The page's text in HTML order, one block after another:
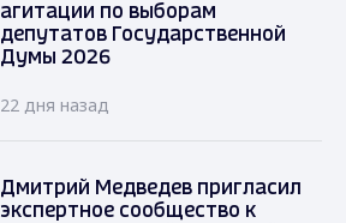
агитации по выборам
депутатов Государственной
Думы 2026
22 дня назад
Дмитрий Медведев пригласил
экспертное сообщество к